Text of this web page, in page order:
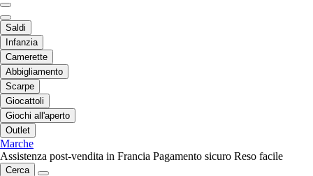
Saldi
Infanzia
Camerette
Abbigliamento
Scarpe
Giocattoli
Giochi all'aperto
Outlet
Marche
Assistenza post-vendita in Francia Pagamento sicuro Reso facile
Cerca